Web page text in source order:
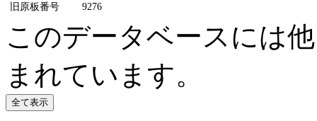
旧原板番号
9276
このデータベースには
まれています。